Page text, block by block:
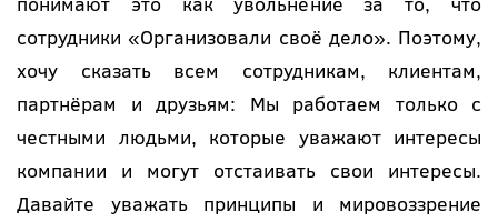
сотрудники «Организовали своё дело». Поэтому,
хочу сказать всем сотрудникам, клиентам,
партнёрам и друзьям: Мы работаем только с
честными людьми, которые уважают интересы
компании и могут отстаивать свои интересы.
Давайте уважать принципы и мировоззрение